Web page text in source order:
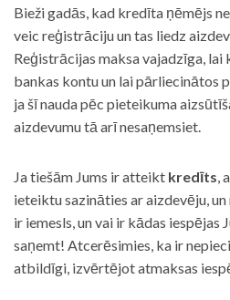
Bieži gadās, kad kredīta ņēmējs
veic reģistrāciju un tas liedz
Reģistrācijas maksa vajadzīga,
bankas kontu un lai pārliecinātos
ja šī nauda pēc pieteikuma
aizdevumu tā arī nesaņemsiet.
Ja tiešām Jums ir atteikt kredīts,
ieteiktu sazināties ar aizdevēju,
ir iemesls, un vai ir kādas iespējas
saņemt! Atcerēsimies, ka ir
atbildīgi, izvērtējot atmaksas